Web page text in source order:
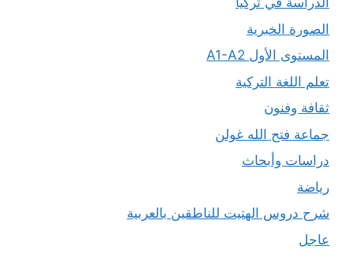
الصورة الخبرية
المستوى الأول A1-A2
تعلم اللغة التركية
ثقافة وفنون
جماعة فتح الله غولن
دراسات وأبحاث
رياضة
شرح دروس الهتيت للناطقين بالعربية
عاجل